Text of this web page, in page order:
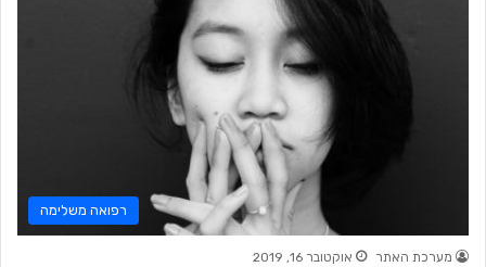
רפואה משלימה
מערכת האתר אוקטובר 16, 2019